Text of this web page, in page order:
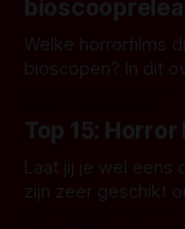
Welke horrorfilms
bioscopen? In dit
Top 15:
Laat jij je wel eens
zijn zeer geschikt